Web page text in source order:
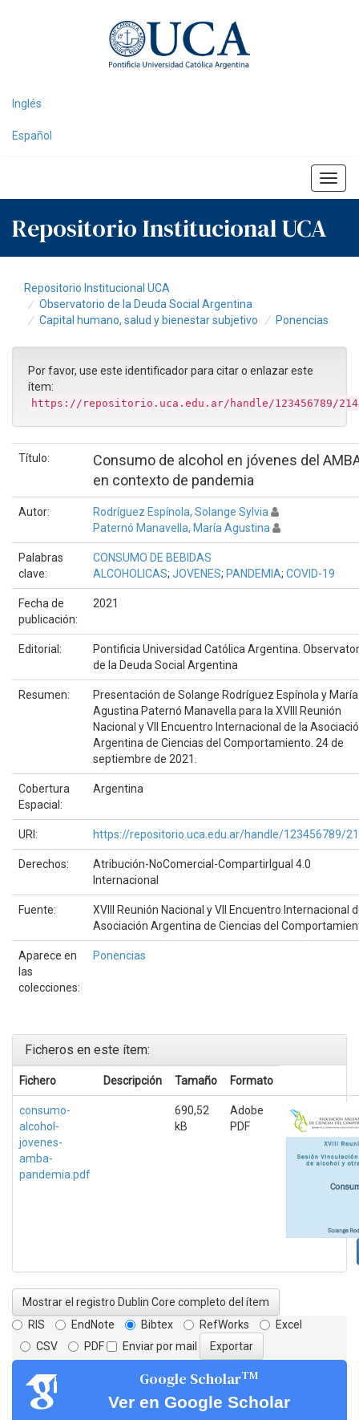
Inglés
Español
Repositorio Institucional UCA
Repositorio Institucional UCA
Observatorio de la Deuda Social Argentina
Capital humano, salud y bienestar subjetivo
Ponencias
Por favor, use este identificador para citar o enlazar este
ítem:
https://repositorio.uca.edu.ar/handle/123456789/
Título:
Consumo de alcohol en jóvenes del
en contexto de pandemia
Autor:
Rodríguez Espínola, Solange Sylvia
Paternó Manavella, María Agustina
Palabras
clave:
CONSUMO DE BEBIDAS
ALCOHOLICAS; JOVENES; PANDEMIA; COVID-19
Fecha de
publicación:
2021
Editorial:
Pontificia Universidad Católica Argentina.
de la Deuda Social Argentina
Resumen:
Presentación de Solange Rodríguez Espínola y María
Agustina Paternó Manavella para la XVIII Reunión
Nacional y VII Encuentro Internacional de la
Argentina de Ciencias del Comportamiento. 24 de
septiembre de 2021.
Cobertura
Espacial:
Argentina
URI: https://repositorio.uca.edu.ar/handle/123456789/
Derechos:
Atribución-NoComercial-CompartirIgual 4.0
Internacional
Fuente:
XVIII Reunión Nacional y VII Encuentro Internacional
Asociación Argentina de Ciencias del
Aparece en
las
colecciones:
Ponencias
Ficheros en este ítem:
Fichero Descripción Tamaño Formato
consumo-
alcohol-
jovenes-
amba-
pandemia.pdf
690,52
kB
Adobe
PDF
Mostrar el registro Dublin Core completo del ítem
RIS
EndNote Bibtex RefWorks
Excel
CSV
PDF Enviar por mail
Google ScholarTM
Ver en Google Scholar